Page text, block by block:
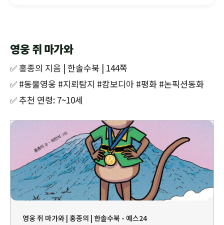
영웅 쥐 마가와
✅ 홍종의 지음 | 한솔수북 | 144쪽
✅ #동물영웅 #지뢰탐지 #캄보디아 #평화 #논픽션동화
✅ 추천 연령: 7~10세
영웅 쥐 마가와 | 홍종의 | 한솔수북 - 예스24